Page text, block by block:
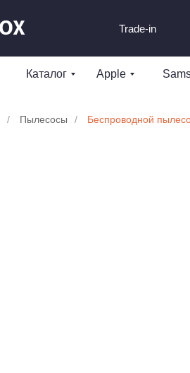
Trade-in
Каталог Apple
/ Пылесосы / Беспроводной